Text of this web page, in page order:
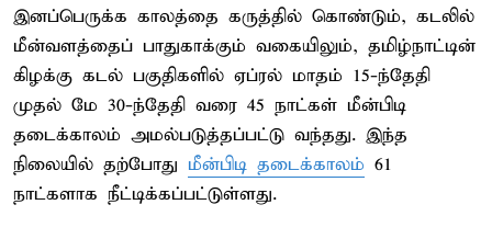
இனப்பெருக்க காலத்தை கருத்தில் கொண்டும், கடலில்
மீன்வளத்தைப் பாதுகாக்கும் வகையிலும், தமிழ்நாட்டின்
கிழக்கு கடல் பகுதிகளில் ஏப்ரல் மாதம் 15-ந்தேதி
முதல் மே 30-ந்தேதி வரை 45 நாட்கள் மீன்பிடி
தடைக்காலம் அமல்படுத்தப்பட்டு வந்தது. இந்த
நிலையில் தற்போது மீன்பிடி தடைக்காலம் 61
நாட்களாக நீட்டிக்கப்பட்டுள்ளது.